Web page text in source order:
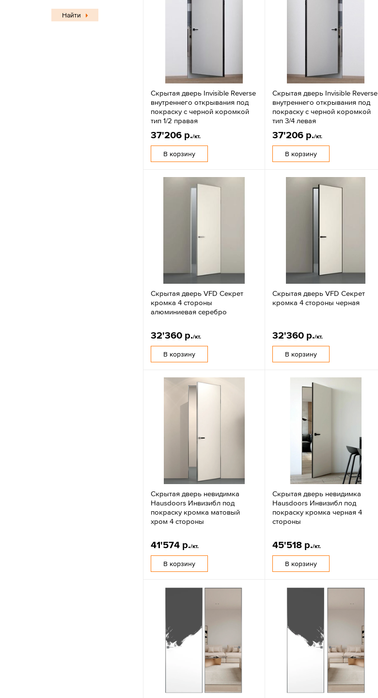
Скрытая дверь Invisible Reverse
внутреннего открывания под
покраску с черной коромкой
тип 1/2 правая
37'206 р./кт.
В корзину
Скрытая дверь Invisible Reverse
внутреннего открывания под
покраску с черной коромкой
тип 3/4 левая
37'206 р./кт.
В корзину
Скрытая дверь VFD Секрет
кромка 4 стороны
алюминиевая серебро
32'360 р./кт.
В корзину
Скрытая дверь VFD Секрет
кромка 4 стороны черная
32'360 р./кт.
В корзину
Скрытая дверь невидимка
Hausdoors Инвизибл под
покраску кромка матовый
хром 4 стороны
41'574 р./кт.
В корзину
Скрытая дверь невидимка
Hausdoors Инвизибл под
покраску кромка черная 4
стороны
45'518 р./кт.
В корзину
Найти